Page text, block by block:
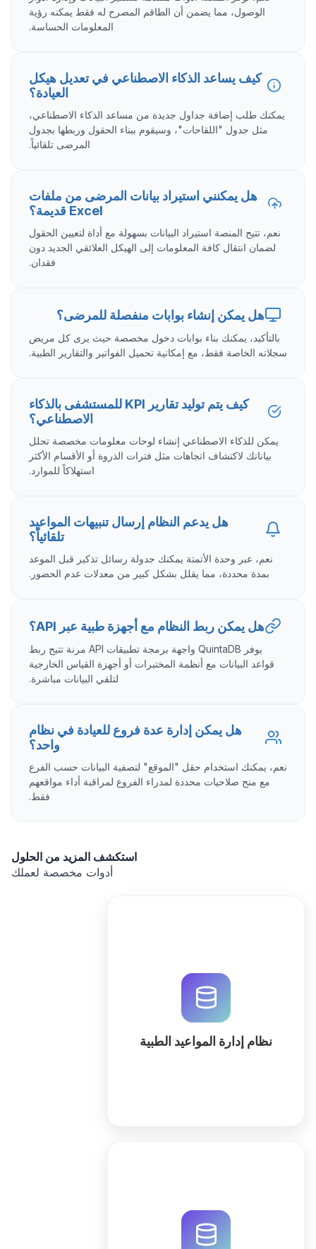
الوصول، مما يضمن أن الطاقم المصرح له فقط يمكنه رؤية
المعلومات الحساسة.
كيف يساعد الذكاء الاصطناعي في تعديل هيكل
العيادة؟
يمكنك طلب إضافة جداول جديدة من مساعد الذكاء الاصطناعي،
مثل جدول "اللقاحات"، وسيقوم ببناء الحقول وربطها بجدول
المرضى تلقائياً.
هل يمكنني استيراد بيانات المرضى من ملفات
Excel قديمة؟
نعم، تتيح المنصة استيراد البيانات بسهولة مع أداة لتعيين الحقول
لضمان انتقال كافة المعلومات إلى الهيكل العلائقي الجديد دون
فقدان.
هل يمكن إنشاء بوابات منفصلة للمرضى؟
بالتأكيد، يمكنك بناء بوابات دخول مخصصة حيث يرى كل مريض
سجلاته الخاصة فقط، مع إمكانية تحميل الفواتير والتقارير الطبية.
كيف يتم توليد تقارير KPI للمستشفى بالذكاء
الاصطناعي؟
يمكن للذكاء الاصطناعي إنشاء لوحات معلومات مخصصة تحلل
بياناتك لاكتشاف اتجاهات مثل فترات الذروة أو الأقسام الأكثر
استهلاكاً للموارد.
هل يدعم النظام إرسال تنبيهات المواعيد
تلقائياً؟
نعم، عبر وحدة الأتمتة يمكنك جدولة رسائل تذكير قبل الموعد
بمدة محددة، مما يقلل بشكل كبير من معدلات عدم الحضور.
هل يمكن ربط النظام مع أجهزة طبية عبر API؟
يوفر QuintaDB واجهة برمجة تطبيقات API مرنة تتيح ربط
قواعد البيانات مع أنظمة المختبرات أو أجهزة القياس الخارجية
لتلقي البيانات مباشرة.
هل يمكن إدارة عدة فروع للعيادة في نظام
واحد؟
نعم، يمكنك استخدام حقل "الموقع" لتصفية البيانات حسب الفرع
مع منح صلاحيات محددة لمدراء الفروع لمراقبة أداء مواقعهم
فقط.
استكشف المزيد من الحلول
أدوات مخصصة لعملك
نظام إدارة المواعيد الطبية
أنشئ قاعدة بياناتك باستخدام الذكاء
الاصطناعي وأتمتة سجلات المرضى
والمواعيد والتقارير الطبية بسهولة.
باستخدام QuintaDB. نظام سحابي
متكامل لتتبع الجلسات والنتائج العلاجية